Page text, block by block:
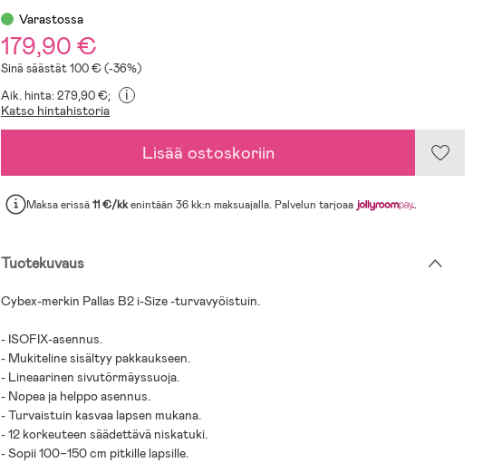
Varastossa
179,90 €
Sinä säästät 100 € (-36%)
Aik. hinta: 279,90 €;
i
Katso hintahistoria
Lisää ostoskoriin
Maksa erissä11 €/kkenintään 36 kk:n maksuajalla. Palvelun tarjoaa .
Tuotekuvaus
Cybex-merkin Pallas B2 i-Size -turvavyöistuin.
- ISOFIX-asennus.
- Mukiteline sisältyy pakkaukseen.
- Lineaarinen sivutörmäyssuoja.
- Nopea ja helppo asennus.
- Turvaistuin kasvaa lapsen mukana.
- 12 korkeuteen säädettävä niskatuki.
- Sopii 100−150 cm pitkille lapsille.